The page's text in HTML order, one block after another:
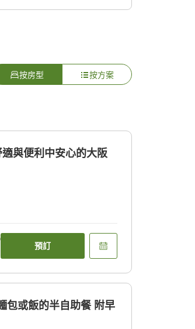
按房型 按方案
與便利中安心的大阪
預訂
包或飯的半自助餐 附早